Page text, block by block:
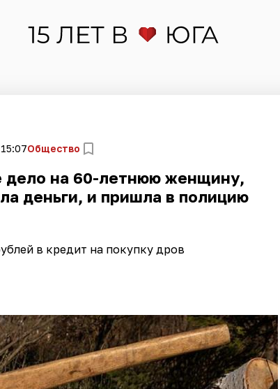
Общество
дело на 60-летнюю женщину,
деньги, и пришла в полицию
в кредит на покупку дров